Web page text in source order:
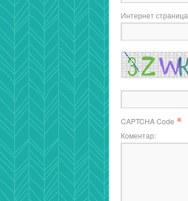
Интернет страница
CAPTCHA Code *
Коментар: